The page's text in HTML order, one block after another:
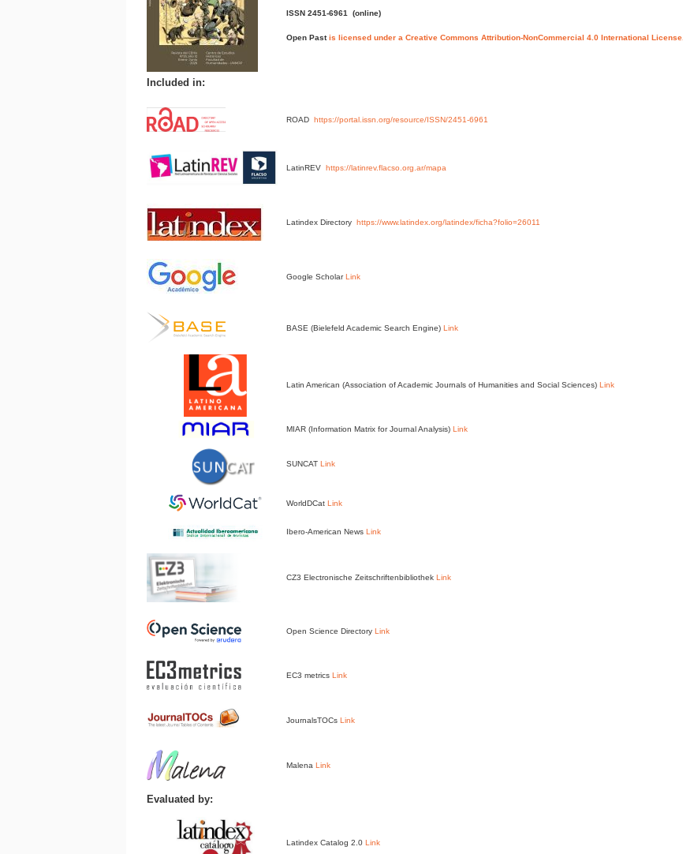
ISSN 2451-6961(online)
Open Pastis licensed under a Creative Commons Attribution-NonCommercial 4.0 International License.
Included in:
ROAD https://portal.issn.org/resource/ISSN/2451-6961
LatinREV https://latinrev.flacso.org.ar/mapa
Latindex Directory https://www.latindex.org/latindex/ficha?folio=26011
Google Scholar Link
BASE (Bielefeld Academic Search Engine) Link
Latin American (Association of Academic Journals of Humanities and Social Sciences) Link
MIAR (Information Matrix for Journal Analysis) Link
SUNCAT Link
WorldDCat Link
Ibero-American News Link
CZ3 Electronische Zeitschriftenbibliothek Link
Open Science Directory Link
EC3 metrics Link
JournalsTOCs Link
Malena Link
Evaluated by:
Latindex Catalog 2.0 Link